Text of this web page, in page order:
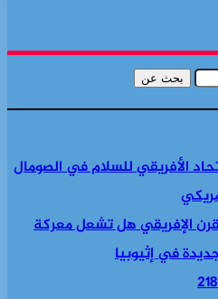
بحث عن
الأفريقي للسلام في الصومال
الإفريقي هل تشعل معركة
في إثيوبيا